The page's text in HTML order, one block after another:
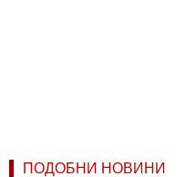
ПОДОБНИ НОВИНИ